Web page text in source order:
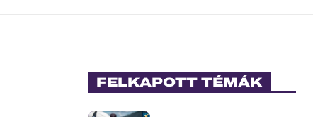
FELKAPOTT TÉMÁK